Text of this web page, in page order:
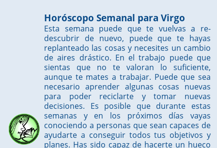
Horóscopo Semanal para Virgo
Esta semana puede que te vuelvas a re-
descubrir de nuevo, puede que te hayas
replanteado las cosas y necesites un cambio
de aires drástico. En el trabajo puede que
sientas que no te valoran lo suficiente,
aunque te mates a trabajar. Puede que sea
necesario aprender algunas cosas nuevas
para poder reciclarte y tomar nuevas
decisiones. Es posible que durante estas
semanas y en los próximos días vayas
conociendo a personas que sean capaces de
ayudarte a conseguir todos tus objetivos y
planes. Has sido capaz de hacerte un hueco